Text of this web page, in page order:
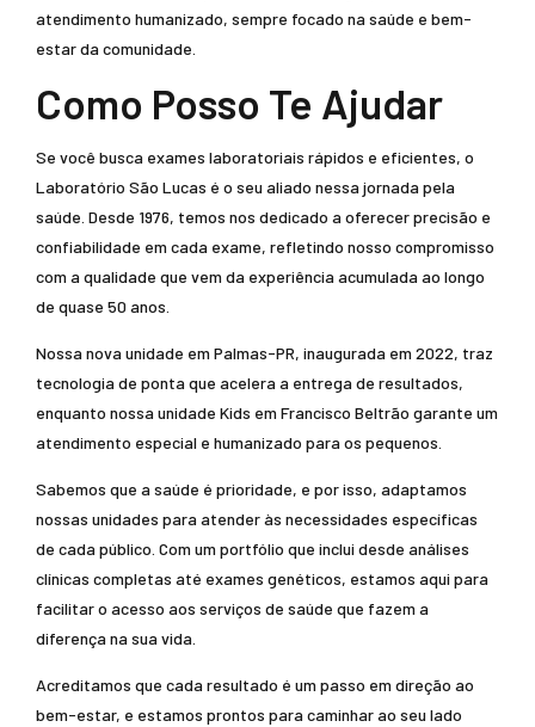
atendimento humanizado, sempre focado na saúde e bem-
estar da comunidade.
Como Posso Te Ajudar
Se você busca exames laboratoriais rápidos e eficientes, o
Laboratório São Lucas é o seu aliado nessa jornada pela
saúde. Desde 1976, temos nos dedicado a oferecer precisão e
confiabilidade em cada exame, refletindo nosso compromisso
com a qualidade que vem da experiência acumulada ao longo
de quase 50 anos.
Nossa nova unidade em Palmas-PR, inaugurada em 2022, traz
tecnologia de ponta que acelera a entrega de resultados,
enquanto nossa unidade Kids em Francisco Beltrão garante um
atendimento especial e humanizado para os pequenos.
Sabemos que a saúde é prioridade, e por isso, adaptamos
nossas unidades para atender às necessidades específicas
de cada público. Com um portfólio que inclui desde análises
clínicas completas até exames genéticos, estamos aqui para
facilitar o acesso aos serviços de saúde que fazem a
diferença na sua vida.
Acreditamos que cada resultado é um passo em direção ao
bem-estar, e estamos prontos para caminhar ao seu lado